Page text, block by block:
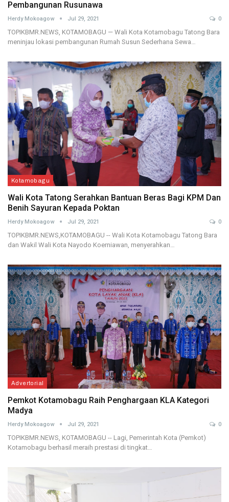
Pembangunan Rusunawa
Herdy Mokoagow Jul 29, 2021 0
TOPIKBMR.NEWS, KOTAMOBAGU — Wali Kota Kotamobagu Tatong Bara
meninjau lokasi pembangunan Rumah Susun Sederhana Sewa…
Kotamobagu
Wali Kota Tatong Serahkan Bantuan Beras Bagi KPM Dan
Benih Sayuran Kepada Poktan
Herdy Mokoagow Jul 29, 2021 0
TOPIKBMR.NEWS,KOTAMOBAGU -- Wali Kota Kotamobagu Tatong Bara
dan Wakil Wali Kota Nayodo Koerniawan, menyerahkan…
Advertorial
Pemkot Kotamobagu Raih Penghargaan KLA Kategori
Madya
Herdy Mokoagow Jul 29, 2021 0
TOPIKBMR.NEWS, KOTAMOBAGU -- Lagi, Pemerintah Kota (Pemkot)
Kotamobagu berhasil meraih prestasi di tingkat…